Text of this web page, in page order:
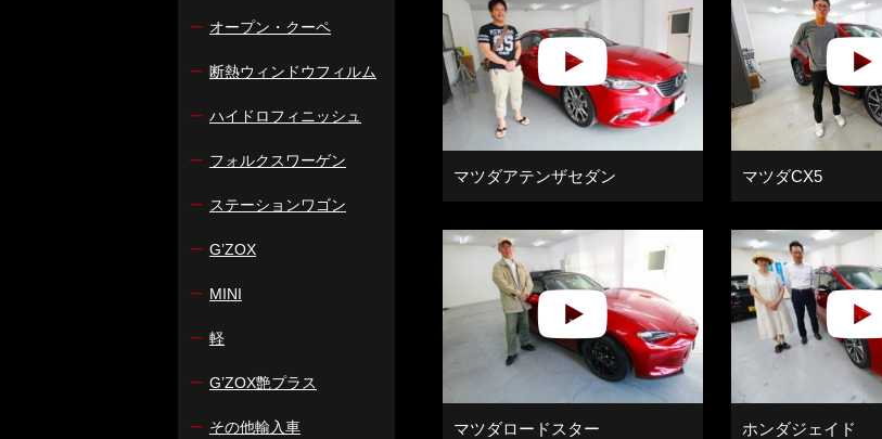
マツダアテンザセダン マツダCX5
マツダロードスター ホンダジェイド
ー オープン・クーペ
ー 断熱ウィンドウフィルム
ー ハイドロフィニッシュ
ー フォルクスワーゲン
ー ステーションワゴン
ー G’ZOX
ー MINI
ー 軽
ー G’ZOX艶プラス
ー その他輸入車